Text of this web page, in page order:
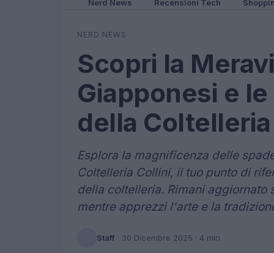
Nerd News Recensioni Tech
NERD NEWS
Scopri la
Giapponesi e
della
Esplora la magnificenza delle
Coltelleria Collini, il tuo punto di
della coltelleria. Rimani aggiornato
mentre apprezzi l'arte e la
Staff · 30 Dicembre 2025 · 4 min